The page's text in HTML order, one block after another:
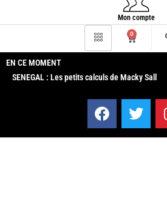
Mon compte
0
EN CE MOMENT
SENEGAL : Les petits calculs de Macky Sall